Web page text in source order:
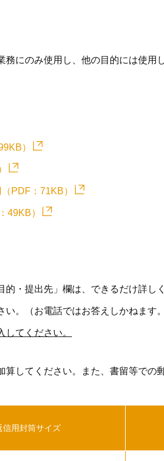
にのみ使用し、他の目的には使用
）
PDF：71KB）
49KB）
・提出先」欄は、できるだけ詳し
。（お電話ではお答えしかねます。
てください。
してください。また、書留等での
信用封筒サイズ